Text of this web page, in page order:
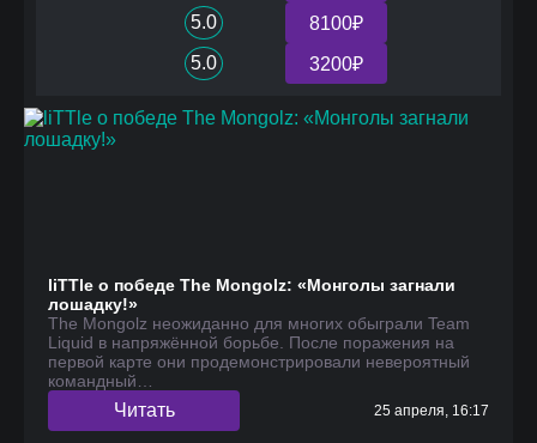
liTTle о победе The Mongolz: «Монголы загнали
лошадку!»
The Mongolz неожиданно для многих обыграли Team
Liquid в напряжённой борьбе. После поражения на
первой карте они продемонстрировали невероятный
командный…
Читать 25 апреля, 16:17
5.0
8100₽
5.0
3200₽